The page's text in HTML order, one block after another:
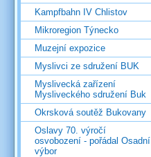
Kampfbahn IV Chlistov
Mikroregion Týnecko
Muzejní expozice
Myslivci ze sdružení BUK
Myslivecká zařízení
Mysliveckého sdružení Buk
Okrsková soutěž Bukovany
Oslavy 70. výročí
osvobození - pořádal Osadní
výbor